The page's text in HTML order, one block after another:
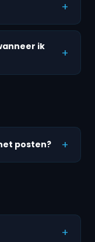
ik
posten?